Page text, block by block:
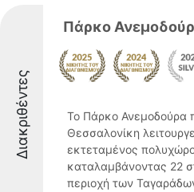
Διακριθέντες
Πάρκο
Το Πάρκο Ανεμοδούρα
Θεσσαλονίκη
εκτεταμένος
καταλαμβάνοντας 22
περιοχή των